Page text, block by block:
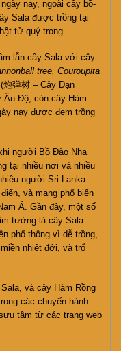
nay, ngoài cây bồ-
Sala được trồng tại
tử quý trọng.
lẫn cây Sala với cây
tree, Couroupita
炮弹树 – Cây Đạn
Ấn Độ; còn cây Hàm
nay được đem trồng
người Bồ Đào Nha
tại nhiều nơi và nhiều
người Sri Lanka
và mang phổ biến
Á. Gần đây, một số
tưởng là cây Sala.
phổ thông vì dễ trồng,
nhiệt đới, và trổ
và cây Hàm Rồng
các chuyến hành
tầm từ các trang web